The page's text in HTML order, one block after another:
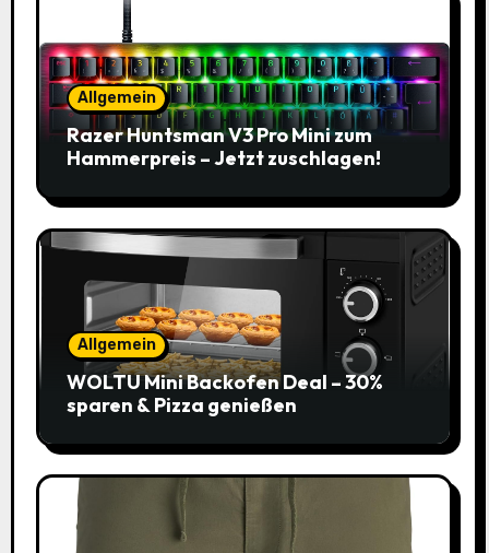
Allgemein
Razer Huntsman V3 Pro Mini zum
Hammerpreis – Jetzt zuschlagen!
Allgemein
WOLTU Mini Backofen Deal – 30%
sparen & Pizza genießen